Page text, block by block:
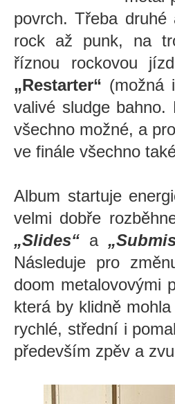
povrch. Třeba druhé
rock až punk, na
říznou rockovou
„Restarter“ (možná
valivé sludge
všechno možné, a
ve finále všechno
Album startuje
velmi dobře
„Slides“ a
Následuje pro
doom metalovovými
která by klidně
rychlé, střední i
především zpěv a